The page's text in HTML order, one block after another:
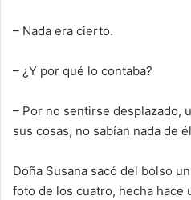
– Nada era cierto.
– ¿Y por qué lo contaba?
– Por no sentirse desplazado,
sus cosas, no sabían nada de
Doña Susana sacó del bolso
foto de los cuatro, hecha hace